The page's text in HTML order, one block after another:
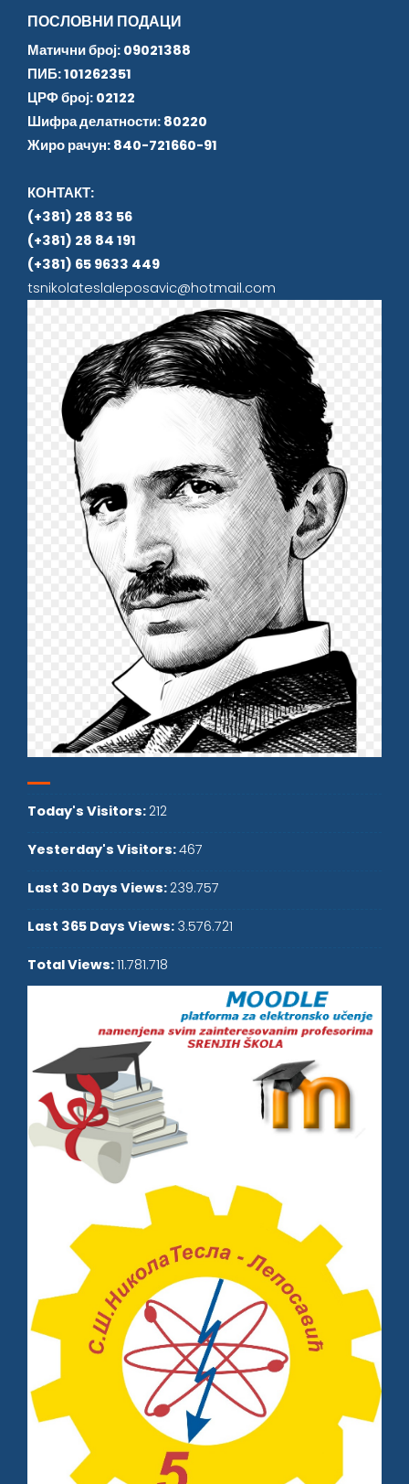
ПОСЛОВНИ ПОДАЦИ
Матични број: 09021388
ПИБ: 101262351
ЦРФ број: 02122
Шифра делатности: 80220
Жиро рачун: 840-721660-91
КОНТАКТ:
(+381) 28 83 56
(+381) 28 84 191
(+381) 65 9633 449
tsnikolateslaleposavic@hotmail.com
Today's Visitors: 212
Yesterday's Visitors:467
Last 30 Days Views: 239.757
Last 365 Days Views: 3.576.721
Total Views:11.781.718